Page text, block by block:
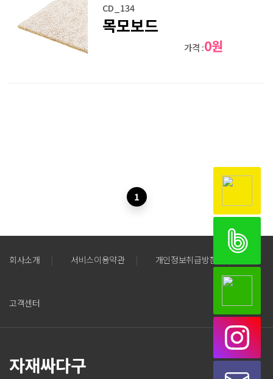
CD_134
목모보드
가격 :0원
1
회사소개 | 서비스이용약관 | 개인정보취급방침
고객센터
자재싸다구